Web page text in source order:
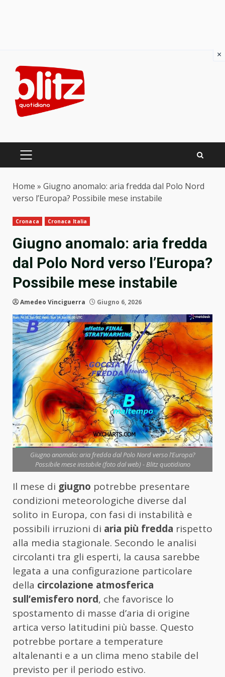
content
PRIMARY
Home » Giugno anomalo: aria fredda dal Polo Nord
verso l’Europa? Possibile mese instabile
Cronaca Cronaca Italia
Giugno anomalo: aria fredda
dal Polo Nord verso l’Europa?
Possibile mese instabile
Amedeo Vinciguerra Giugno 6, 2026
Giugno anomalo: aria fredda dal Polo Nord verso l’Europa?
Possibile mese instabile (foto dal web) - Blitz quotidiano
Il mese di giugno potrebbe presentare
condizioni meteorologiche diverse dal
solito in Europa, con fasi di instabilità e
possibili irruzioni di aria più fredda rispetto
alla media stagionale. Secondo le analisi
circolanti tra gli esperti, la causa sarebbe
legata a una configurazione particolare
della circolazione atmosferica
sull’emisfero nord, che favorisce lo
spostamento di masse d’aria di origine
artica verso latitudini più basse. Questo
potrebbe portare a temperature
altalenanti e a un clima meno stabile del
previsto per il periodo estivo.
×